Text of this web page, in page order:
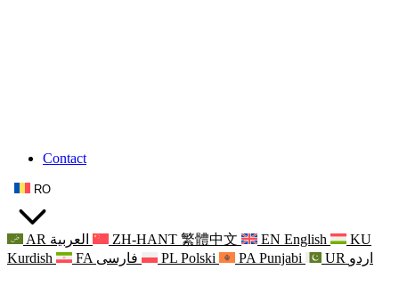
Contact
RO
AR العربية ZH-HANT 繁體中文 EN English
KU
Kurdish
FA فارسی PL Polski PA Punjabi UR اردو